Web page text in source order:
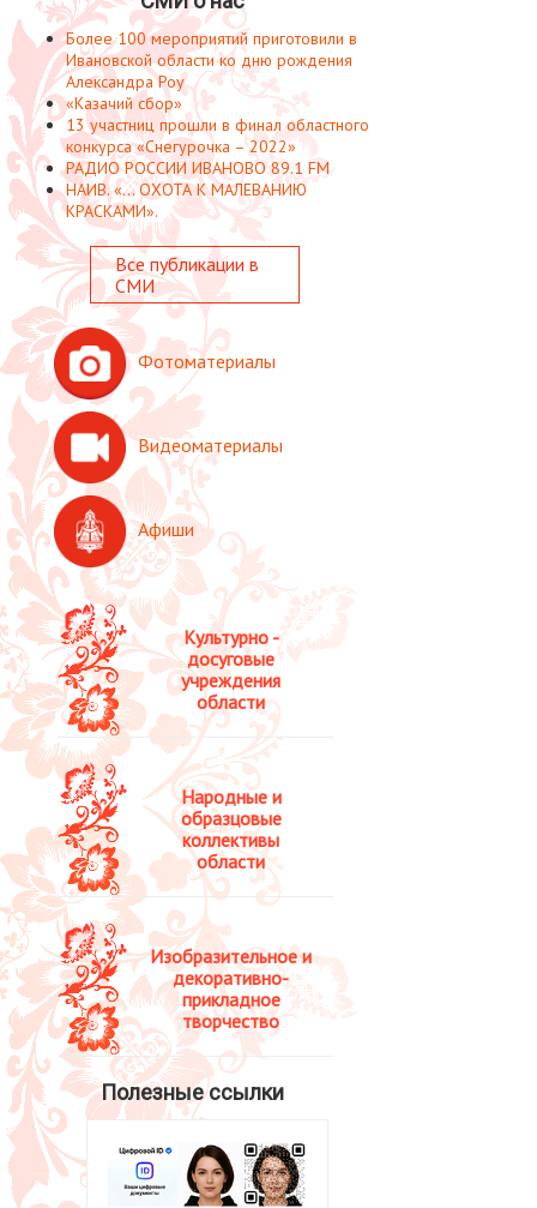
Культурно -
досуговые
учреждения
области
Народные и
образцовые
коллективы
области
Изобразительное и
декоративно-
прикладное
творчество
Полезные ссылки
Более 100 мероприятий приготовили в
Ивановской области ко дню рождения
Александра Роу
«Казачий сбор»
13 участниц прошли в финал областного
конкурса «Снегурочка – 2022»
РАДИО РОССИИ ИВАНОВО 89.1 FM
НАИВ. «... ОХОТА К МАЛЕВАНИЮ
КРАСКАМИ».
Все публикации в
СМИ
Фотоматериалы
Видеоматериалы
Афиши